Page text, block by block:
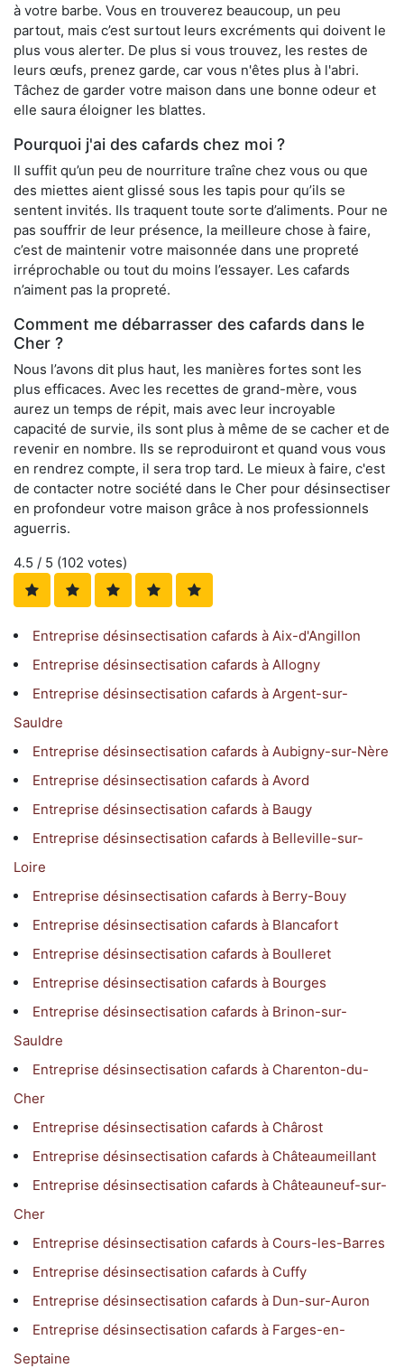
à votre barbe. Vous en trouverez beaucoup, un peu
partout, mais c’est surtout leurs excréments qui doivent le
plus vous alerter. De plus si vous trouvez, les restes de
leurs œufs, prenez garde, car vous n'êtes plus à l'abri.
Tâchez de garder votre maison dans une bonne odeur et
elle saura éloigner les blattes.
Pourquoi j'ai des cafards chez moi ?
Il suffit qu’un peu de nourriture traîne chez vous ou que
des miettes aient glissé sous les tapis pour qu’ils se
sentent invités. Ils traquent toute sorte d’aliments. Pour ne
pas souffrir de leur présence, la meilleure chose à faire,
c’est de maintenir votre maisonnée dans une propreté
irréprochable ou tout du moins l’essayer. Les cafards
n’aiment pas la propreté.
Comment me débarrasser des cafards dans le
Cher ?
Nous l’avons dit plus haut, les manières fortes sont les
plus efficaces. Avec les recettes de grand-mère, vous
aurez un temps de répit, mais avec leur incroyable
capacité de survie, ils sont plus à même de se cacher et de
revenir en nombre. Ils se reproduiront et quand vous vous
en rendrez compte, il sera trop tard. Le mieux à faire, c'est
de contacter notre société dans le Cher pour désinsectiser
en profondeur votre maison grâce à nos professionnels
aguerris.
4.5 / 5 (102 votes)
Entreprise désinsectisation cafards à Aix-d'Angillon
Entreprise désinsectisation cafards à Allogny
Entreprise désinsectisation cafards à Argent-sur-
Sauldre
Entreprise désinsectisation cafards à Aubigny-sur-Nère
Entreprise désinsectisation cafards à Avord
Entreprise désinsectisation cafards à Baugy
Entreprise désinsectisation cafards à Belleville-sur-
Loire
Entreprise désinsectisation cafards à Berry-Bouy
Entreprise désinsectisation cafards à Blancafort
Entreprise désinsectisation cafards à Boulleret
Entreprise désinsectisation cafards à Bourges
Entreprise désinsectisation cafards à Brinon-sur-
Sauldre
Entreprise désinsectisation cafards à Charenton-du-
Cher
Entreprise désinsectisation cafards à Chârost
Entreprise désinsectisation cafards à Châteaumeillant
Entreprise désinsectisation cafards à Châteauneuf-sur-
Cher
Entreprise désinsectisation cafards à Cours-les-Barres
Entreprise désinsectisation cafards à Cuffy
Entreprise désinsectisation cafards à Dun-sur-Auron
Entreprise désinsectisation cafards à Farges-en-
Septaine